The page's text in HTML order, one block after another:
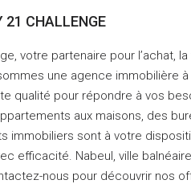
21 CHALLENGE
votre partenaire pour
une agence immobilière
qualité pour répondre à vos
aux maisons, des
immobiliers sont à votre
efficacité. Nabeul, ville
nous pour découvrir nos